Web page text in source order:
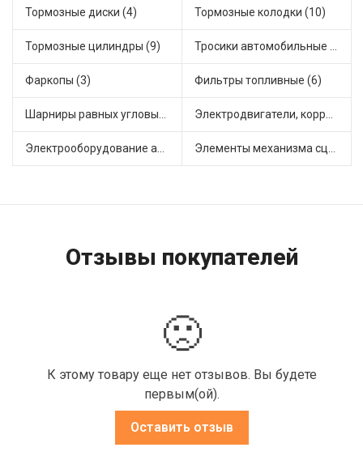
Тормозные диски (4) Тормозные колодки (10)
Тормозные цилиндры (9) Тросики автомобильные (4)
Фаркопы (3) Фильтры топливные (6)
Шарниры равных угловых скоростей, приводные валы (6) Электродвигатели, корректоры и приводы автомобильн (4)
Электрооборудование автомобилей (6) Элементы механизма сцепления (21)
Отзывы покупателей
🙁
К этому товару еще нет отзывов. Вы будете
первым(ой).
Оставить отзыв